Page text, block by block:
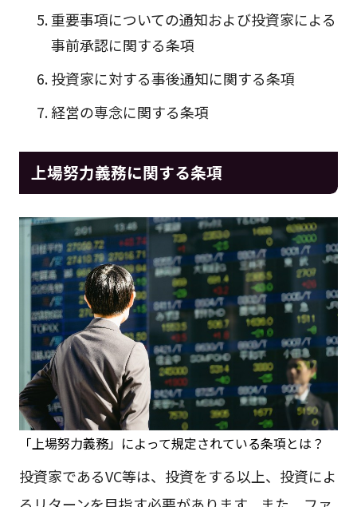
重要事項についての通知および投資家による
事前承認に関する条項
投資家に対する事後通知に関する条項
経営の専念に関する条項
上場努力義務に関する条項
「上場努力義務」によって規定されている条項とは？
投資家であるVC等は、投資をする以上、投資によ